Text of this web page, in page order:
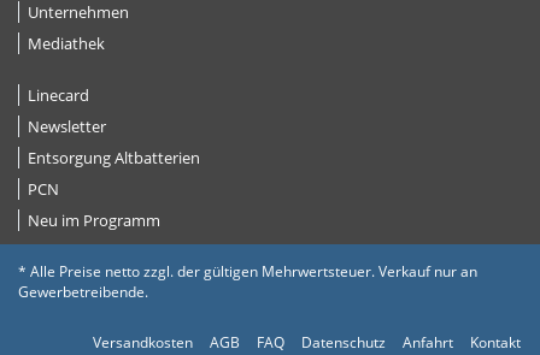
Unternehmen
Mediathek
Linecard
Newsletter
Entsorgung Altbatterien
PCN
Neu im Programm
* Alle Preise netto zzgl. der gültigen Mehrwertsteuer. Verkauf nur an
Gewerbetreibende.
Versandkosten AGB FAQ Datenschutz Anfahrt
Kontakt